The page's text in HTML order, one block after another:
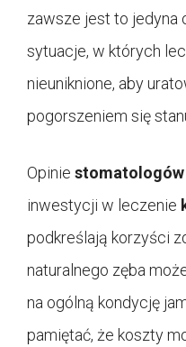
zawsze jest to jedyna
sytuacje, w których
nieuniknione, aby
pogorszeniem się
Opinie stomatologów
inwestycji w leczenie
podkreślają korzyści
naturalnego zęba
na ogólną kondycję
pamiętać, że koszty